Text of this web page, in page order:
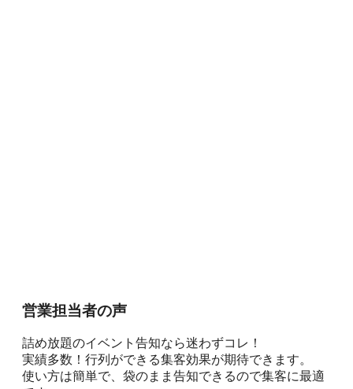
営業担当者の声
詰め放題のイベント告知なら迷わずコレ！
実績多数！行列ができる集客効果が期待できます。
使い方は簡単で、袋のまま告知できるので集客に最適